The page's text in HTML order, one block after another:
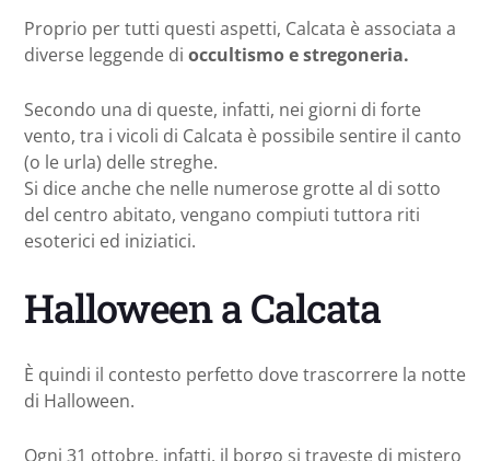
Proprio per tutti questi aspetti, Calcata è associata a
diverse leggende di occultismo e stregoneria.
Secondo una di queste, infatti, nei giorni di forte
vento, tra i vicoli di Calcata è possibile sentire il canto
(o le urla) delle streghe.
Si dice anche che nelle numerose grotte al di sotto
del centro abitato, vengano compiuti tuttora riti
esoterici ed iniziatici.
Halloween a Calcata
È quindi il contesto perfetto dove trascorrere la notte
di Halloween.
Ogni 31 ottobre, infatti, il borgo si traveste di mistero